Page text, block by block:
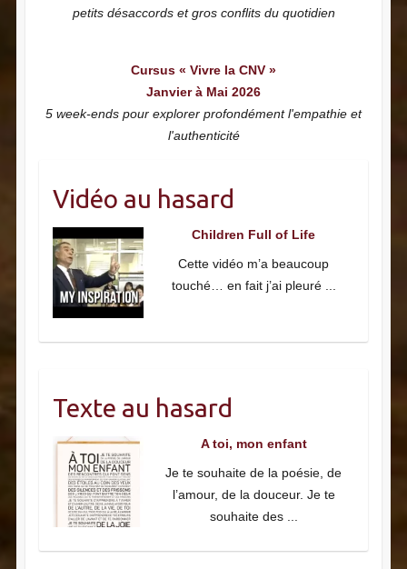
petits désaccords et gros conflits du quotidien
Cursus « Vivre la CNV »
Janvier à Mai 2026
5 week-ends pour explorer profondément l'empathie et
l'authenticité
Vidéo au hasard
Children Full of Life
Cette vidéo m’a beaucoup
touché… en fait j’ai pleuré ...
Texte au hasard
A toi, mon enfant
Je te souhaite de la poésie, de
l’amour, de la douceur. Je te
souhaite des